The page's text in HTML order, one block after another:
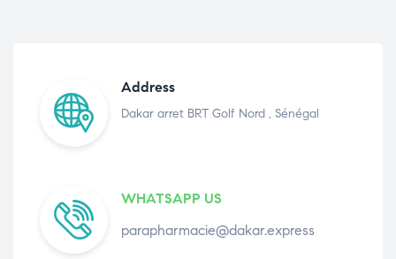
Address
Dakar arret BRT Golf Nord , Sénégal
WHATSAPP US
parapharmacie@dakar.express